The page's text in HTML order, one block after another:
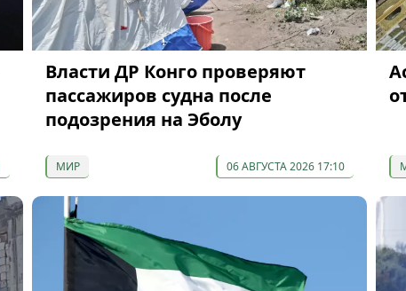
Власти ДР Конго проверяют
пассажиров судна после
подозрения на Эболу
МИР 06 АВГУСТА 2026 17:10